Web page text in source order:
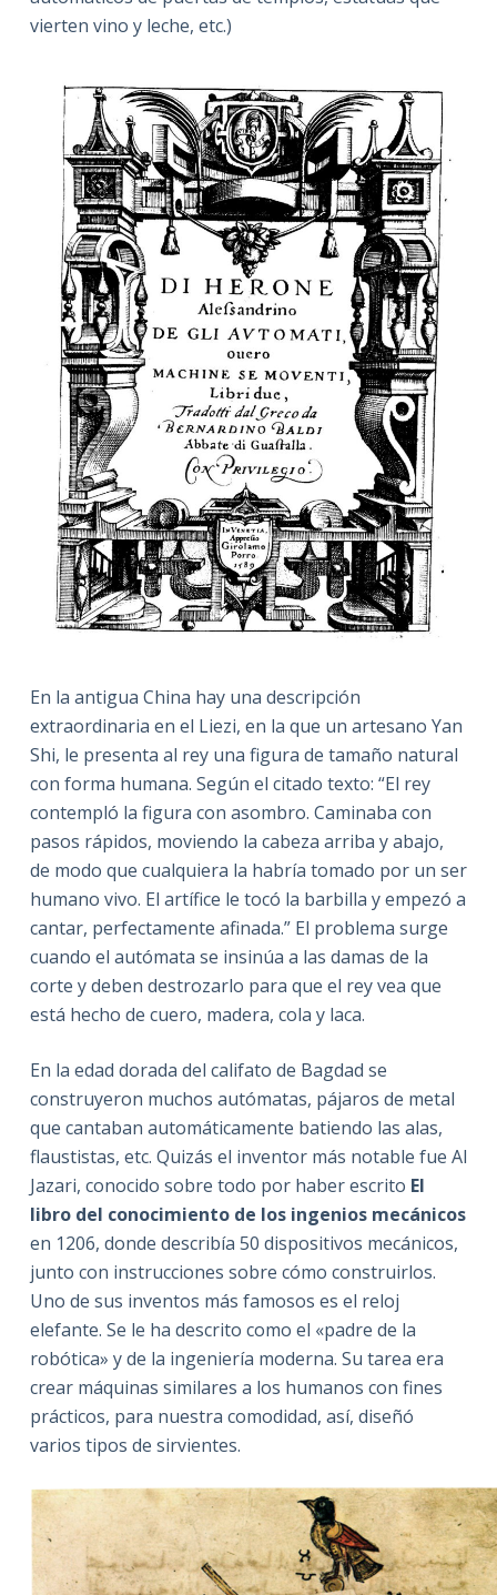
vierten vino y leche, etc.)
En la antigua China hay una descripción
extraordinaria en el Liezi, en la que un artesano Yan
Shi, le presenta al rey una figura de tamaño natural
con forma humana. Según el citado texto: “El rey
contempló la figura con asombro. Caminaba con
pasos rápidos, moviendo la cabeza arriba y abajo,
de modo que cualquiera la habría tomado por un ser
humano vivo. El artífice le tocó la barbilla y empezó a
cantar, perfectamente afinada.” El problema surge
cuando el autómata se insinúa a las damas de la
corte y deben destrozarlo para que el rey vea que
está hecho de cuero, madera, cola y laca.
En la edad dorada del califato de Bagdad se
construyeron muchos autómatas, pájaros de metal
que cantaban automáticamente batiendo las alas,
flaustistas, etc. Quizás el inventor más notable fue Al
Jazari, conocido sobre todo por haber escrito El
libro del conocimiento de los ingenios mecánicos
en 1206, donde describía 50 dispositivos mecánicos,
junto con instrucciones sobre cómo construirlos.
Uno de sus inventos más famosos es el reloj
elefante. Se le ha descrito como el «padre de la
robótica» y de la ingeniería moderna. Su tarea era
crear máquinas similares a los humanos con fines
prácticos, para nuestra comodidad, así, diseñó
varios tipos de sirvientes.